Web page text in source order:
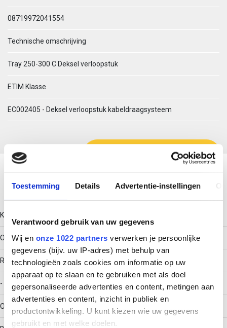
Toestemming Details Advertentie-instellingen
Verantwoord gebruik van uw gegevens
Wij en onze 1022 partners verwerken je persoonlijke
gegevens (bijv. uw IP-adres) met behulp van
technologieën zoals cookies om informatie op uw
apparaat op te slaan en te gebruiken met als doel
gepersonaliseerde advertenties en content, metingen aan
advertenties en content, inzicht in publiek en
productontwikkeling. U kunt kiezen wie uw gegevens
gebruikt en met welke doelen.
08719972041554
Technische omschrijving
Tray 250-300 C Deksel verloopstuk
ETIM Klasse
EC002405 - Deksel verloopstuk kabeldraagsysteem
Download productsheet
Technische gegevens
Kleur
Overig
RAL-nummer
-
Oppervlaktebescherming